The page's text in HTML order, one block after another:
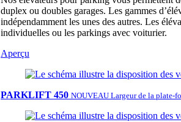
duplex ou doubles garages. Les gammes
indépendamment les unes des autres. Les
individuelles ou les parkings avec voiturier.
Aperçu
PARKLIFT 450 NOUVEAU Largeur de la plate-